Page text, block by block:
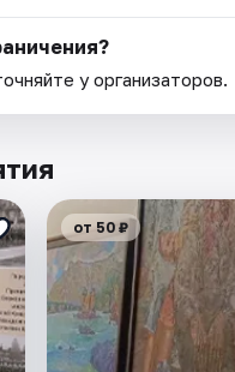
у организаторов.
от 50 ₽